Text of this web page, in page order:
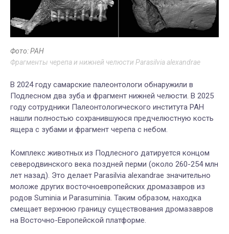
Фото: РАН
Фрагменты черепа и нижней челюсти Parasilvia alexandrae
В 2024 году самарские палеонтологи обнаружили в
Подлесном два зуба и фрагмент нижней челюсти. В 2025
году сотрудники Палеонтологического института РАН
нашли полностью сохранившуюся предчелюстную кость
ящера с зубами и фрагмент черепа с небом.
Комплекс животных из Подлесного датируется концом
северодвинского века поздней перми (около 260-254 млн
лет назад). Это делает Parasilvia alexandrae значительно
моложе других восточноевропейских дромазавров из
родов Suminia и Parasuminia. Таким образом, находка
смещает верхнюю границу существования дромазавров
на Восточно-Европейской платформе.